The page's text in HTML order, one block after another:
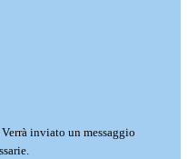
Verrà inviato un messaggio